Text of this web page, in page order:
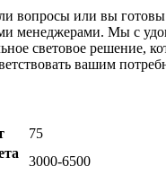
вопросы или вы готовы
менеджерами. Мы с
световое решение,
вашим
75
3000-6500